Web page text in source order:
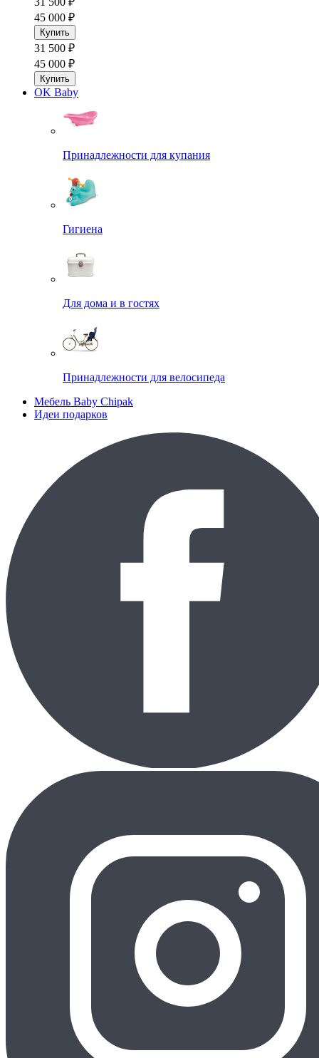
45 000 ₽
Купить
31 500 ₽
45 000 ₽
Купить
OK Baby
Принадлежности для купания
Гигиена
Для дома и в гостях
Принадлежности для велосипеда
Мебель Baby Chipak
Идеи подарков